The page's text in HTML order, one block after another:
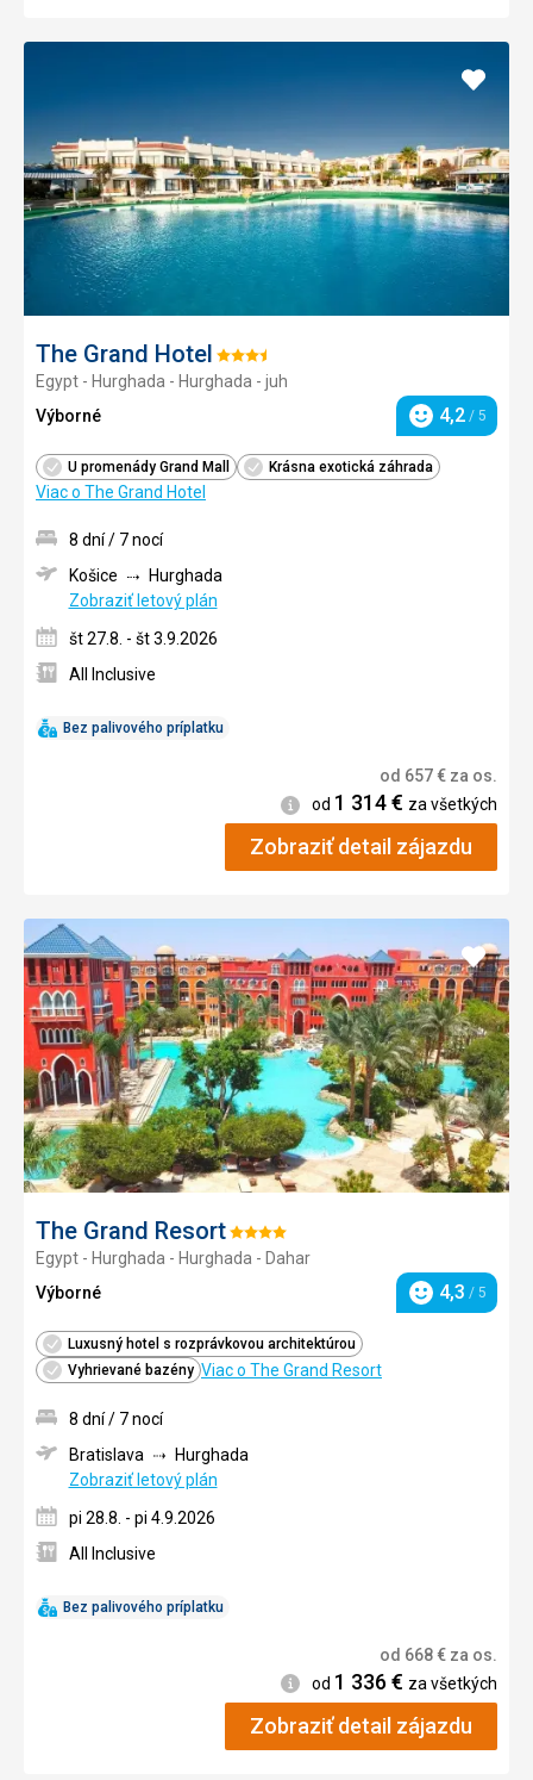
The Grand Hotel Hodnotenie:
3.5/5
Egypt - Hurghada - Hurghada - juh
Výborné
Hodnotenie
4,2 / 5
U promenády Grand Mall Krásna exotická záhrada
Viac o The Grand Hotel
Pridať
Bez palivového príplatku
8 dní / 7 nocí
Košice
Hurghada
Zobraziť letový plán
št 27.8. - št 3.9.2026
All Inclusive
od 657€ za os.
Informácie
od 1 314€ za všetkých
Zobraziť detail zájazdu
The Grand ResortHodnotenie:
4/5
Egypt - Hurghada - Hurghada - Dahar
Výborné
Hodnotenie
4,3 / 5
Luxusný hotel s rozprávkovou architektúrou
Vyhrievané bazény Viac o The Grand Resort
Pridať
do
Bez palivového príplatku
8 dní / 7 nocí
Bratislava
Hurghada
Zobraziť letový plán
pi 28.8. - pi 4.9.2026
All Inclusive
od 668€ za os.
Informácie
od 1 336€ za všetkých
Zobraziť detail zájazdu